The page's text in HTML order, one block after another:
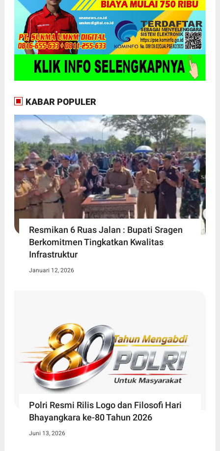
KABAR POPULER
Resmikan 6 Ruas Jalan : Bupati Sragen
Berkomitmen Tingkatkan Kwalitas
Infrastruktur
Januari 12, 2026
Polri Resmi Rilis Logo dan Filosofi Hari
Bhayangkara ke-80 Tahun 2026
Juni 13, 2026